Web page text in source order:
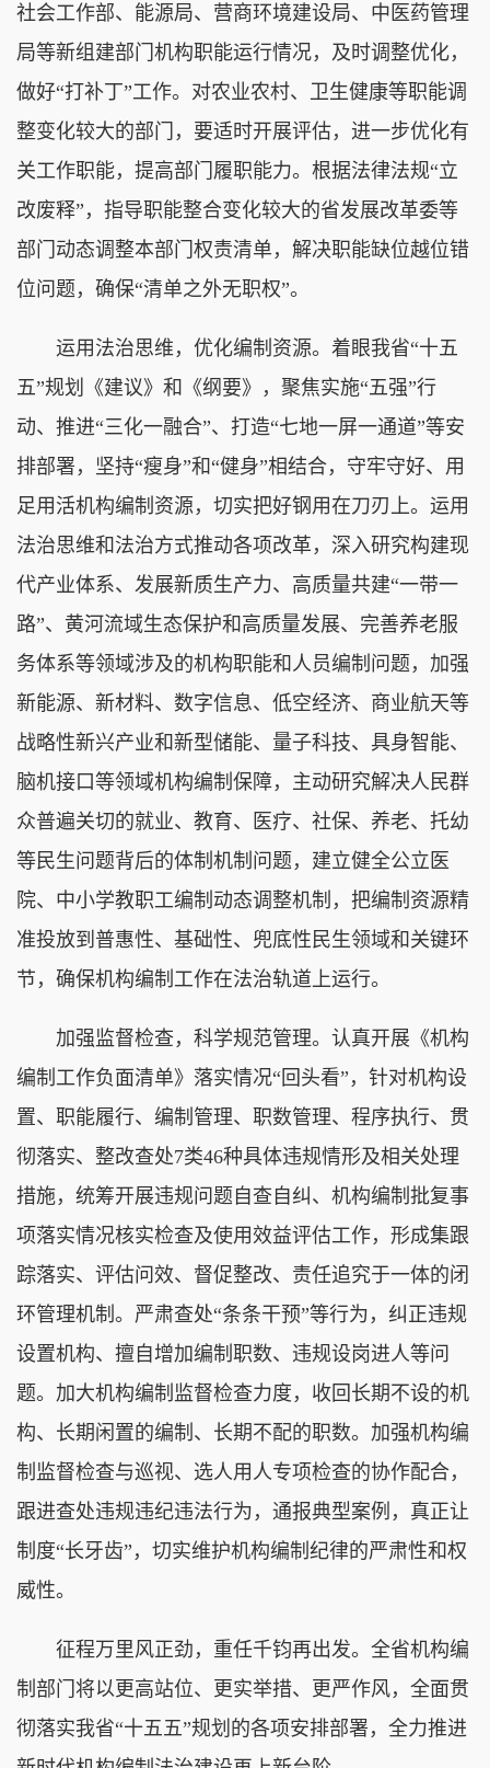
社会工作部、能源局、营商环境建设局、中医药管理
局等新组建部门机构职能运行情况，及时调整优化，
做好“打补丁”工作。对农业农村、卫生健康等职能调
整变化较大的部门，要适时开展评估，进一步优化有
关工作职能，提高部门履职能力。根据法律法规“立
改废释”，指导职能整合变化较大的省发展改革委等
部门动态调整本部门权责清单，解决职能缺位越位错
位问题，确保“清单之外无职权”。
运用法治思维，优化编制资源。着眼我省“十五
五”规划《建议》和《纲要》，聚焦实施“五强”行
动、推进“三化一融合”、打造“七地一屏一通道”等安
排部署，坚持“瘦身”和“健身”相结合，守牢守好、用
足用活机构编制资源，切实把好钢用在刀刃上。运用
法治思维和法治方式推动各项改革，深入研究构建现
代产业体系、发展新质生产力、高质量共建“一带一
路”、黄河流域生态保护和高质量发展、完善养老服
务体系等领域涉及的机构职能和人员编制问题，加强
新能源、新材料、数字信息、低空经济、商业航天等
战略性新兴产业和新型储能、量子科技、具身智能、
脑机接口等领域机构编制保障，主动研究解决人民群
众普遍关切的就业、教育、医疗、社保、养老、托幼
等民生问题背后的体制机制问题，建立健全公立医
院、中小学教职工编制动态调整机制，把编制资源精
准投放到普惠性、基础性、兜底性民生领域和关键环
节，确保机构编制工作在法治轨道上运行。
加强监督检查，科学规范管理。认真开展《机构
编制工作负面清单》落实情况“回头看”，针对机构设
置、职能履行、编制管理、职数管理、程序执行、贯
彻落实、整改查处7类46种具体违规情形及相关处理
措施，统筹开展违规问题自查自纠、机构编制批复事
项落实情况核实检查及使用效益评估工作，形成集跟
踪落实、评估问效、督促整改、责任追究于一体的闭
环管理机制。严肃查处“条条干预”等行为，纠正违规
设置机构、擅自增加编制职数、违规设岗进人等问
题。加大机构编制监督检查力度，收回长期不设的机
构、长期闲置的编制、长期不配的职数。加强机构编
制监督检查与巡视、选人用人专项检查的协作配合，
跟进查处违规违纪违法行为，通报典型案例，真正让
制度“长牙齿”，切实维护机构编制纪律的严肃性和权
威性。
征程万里风正劲，重任千钧再出发。全省机构编
制部门将以更高站位、更实举措、更严作风，全面贯
彻落实我省“十五五”规划的各项安排部署，全力推进